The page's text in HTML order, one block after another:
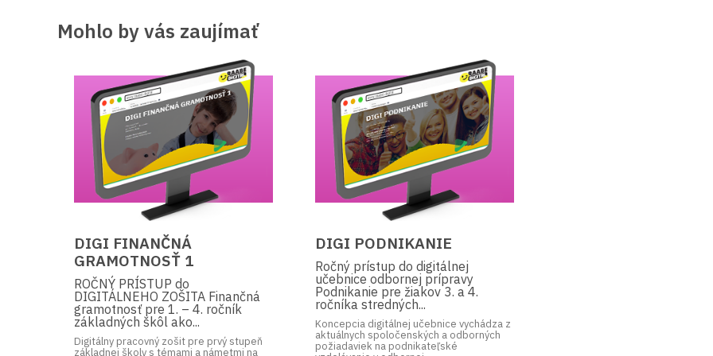
Mohlo by vás zaujímať
DIGI FINANČNÁ
GRAMOTNOSŤ 1
ROČNÝ PRÍSTUP do
DIGITÁLNEHO ZOŠITA Finančná
gramotnosť pre 1. – 4. ročník
základných škôl ako...
Digitálny pracovný zošit pre prvý stupeň
základnej školy s témami a námetmi na
DIGI PODNIKANIE
Ročný prístup do digitálnej
učebnice odbornej prípravy
Podnikanie pre žiakov 3. a 4.
ročníka stredných...
Koncepcia digitálnej učebnice vychádza z
aktuálnych spoločenských a odborných
požiadaviek na podnikateľské